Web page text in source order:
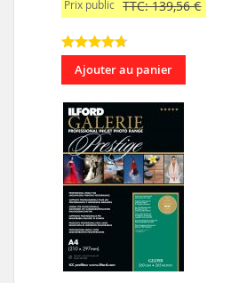
Prix public TTC: 139,56 €
Ajouter au panier